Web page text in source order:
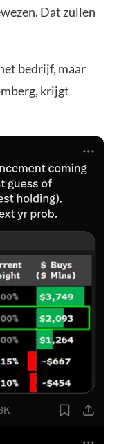
Dat zullen
bedrijf, maar
krijgt